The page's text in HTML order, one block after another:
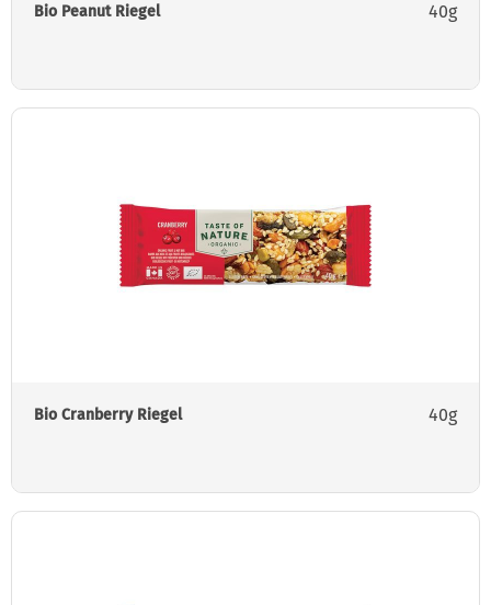
Bio Peanut Riegel 40g
Bio Cranberry Riegel 40g